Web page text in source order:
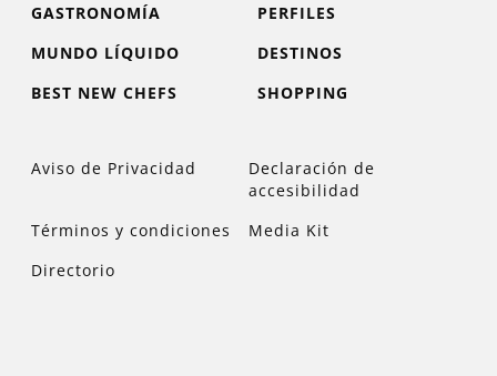
GASTRONOMÍA
PERFILES
MUNDO LÍQUIDO
DESTINOS
BEST NEW CHEFS
SHOPPING
Aviso de Privacidad
Declaración de
accesibilidad
Términos y condiciones
Media Kit
Directorio